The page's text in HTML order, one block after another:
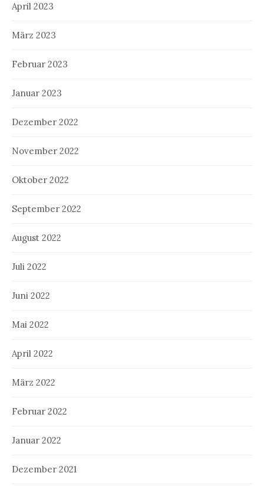
April 2023
März 2023
Februar 2023
Januar 2023
Dezember 2022
November 2022
Oktober 2022
September 2022
August 2022
Juli 2022
Juni 2022
Mai 2022
April 2022
März 2022
Februar 2022
Januar 2022
Dezember 2021